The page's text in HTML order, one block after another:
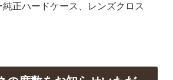
正ハードケース、レンズクロス